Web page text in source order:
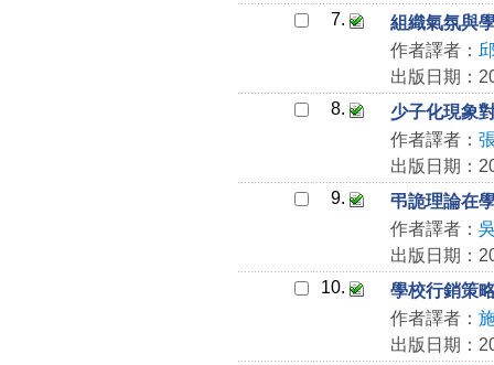
7.
組織氣氛與
作者譯者：
出版日期：
8.
少子化現象
作者譯者：
出版日期：
9.
弔詭理論在
作者譯者：
出版日期：
10.
學校行銷策
作者譯者：
出版日期：